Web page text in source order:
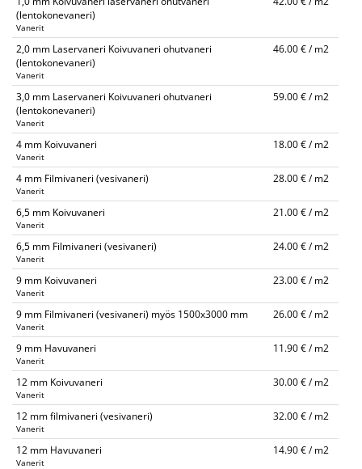
(lentokonevaneri)
Vanerit
2,0 mm Laservaneri Koivuvaneri ohutvaneri
(lentokonevaneri)
Vanerit
46.00 € / m2
3,0 mm Laservaneri Koivuvaneri ohutvaneri
(lentokonevaneri)
Vanerit
59.00 € / m2
4 mm Koivuvaneri
Vanerit
18.00 € / m2
4 mm Filmivaneri (vesivaneri)
Vanerit
28.00 € / m2
6,5 mm Koivuvaneri
Vanerit
21.00 € / m2
6,5 mm Filmivaneri (vesivaneri)
Vanerit
24.00 € / m2
9 mm Koivuvaneri
Vanerit
23.00 € / m2
9 mm Filmivaneri (vesivaneri) myös 1500x3000 mm
Vanerit
26.00 € / m2
9 mm Havuvaneri
Vanerit
11.90 € / m2
12 mm Koivuvaneri
Vanerit
30.00 € / m2
12 mm filmivaneri (vesivaneri)
Vanerit
32.00 € / m2
12 mm Havuvaneri
Vanerit
14.90 € / m2